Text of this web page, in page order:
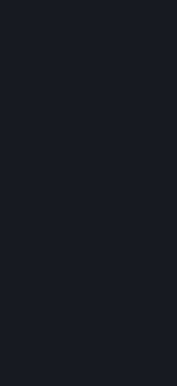
Steam est un
Vous devenez
créant un compte
d'inscription. Cet
des présentes
Souscripteur si
n'est pas destiné
ne collecte pas
d'enfants de
supplémentaires
Pour toute
contractuellement
dans le présent
exemple, en cas
Souscripteur via le
transaction pour
après) que vous